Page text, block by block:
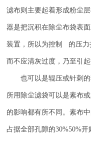
滤布则主要起着形成粉尘
器是把沉积在除尘布袋表
装置，所以为控制 的压力
而不应清灰过度，乃至引
也可以是辊压或针刺
所用除尘滤袋可以是素布
的影响都有所不同。素布
占据全部孔隙的30%50%开